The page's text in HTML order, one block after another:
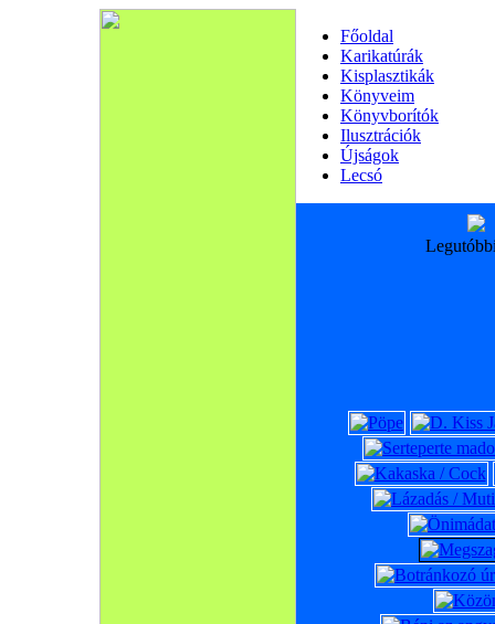
Főoldal
Karikatúrák
Kisplasztikák
Könyveim
Könyvborítók
Ilusztrációk
Újságok
Lecsó